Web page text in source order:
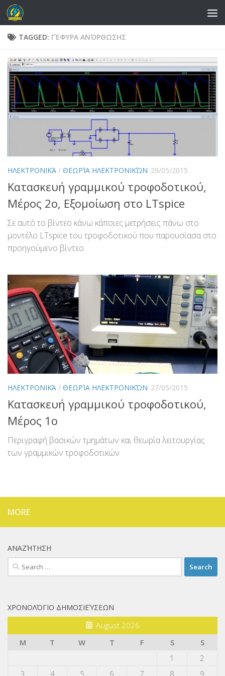
Skip to content
TAGGED: ΓΈΦΥΡΑ ΑΝΌΡΘΩΣΗΣ
ΗΛΕΚΤΡΟΝΙΚΆ / ΘΕΩΡΊΑ ΗΛΕΚΤΡΟΝΙΚΏΝ 29/05/2015
Κατασκευή γραμμικού τροφοδοτικού,
Μέρος 2ο, Εξομοίωση στο LTspice
Σε αυτό το βίντεο κάνω κάποιες μετρήσεις πάνω στο
μοντέλο LTspice του τροφοδοτικού που παρουσίασα στο
προηγούμενο βίντεο
ΗΛΕΚΤΡΟΝΙΚΆ / ΘΕΩΡΊΑ ΗΛΕΚΤΡΟΝΙΚΏΝ 27/05/2015
Κατασκευή γραμμικού τροφοδοτικού,
Μέρος 1ο
Περιγραφή βασικών τμημάτων και θεωρία λειτουργίας
των γραμμικών τροφοδοτικών
MORE
ΑΝΑΖΉΤΗΣΗ
Search
for:
ΧΡΟΝΟΛΌΓΙΟ ΔΗΜΟΣΙΕΎΣΕΩΝ
August 2026
M
T W T F S
S
1
2
3
4 5 6 7 8 9